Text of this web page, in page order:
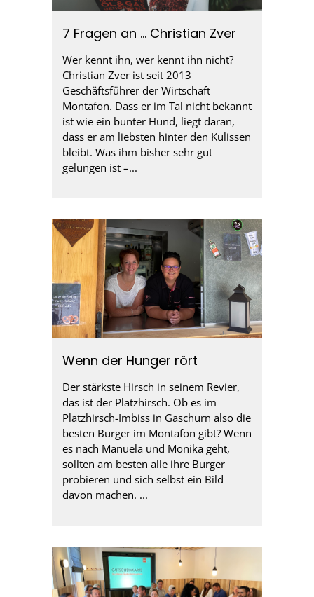
7 Fragen an … Christian Zver
Wer kennt ihn, wer kennt ihn nicht?
Christian Zver ist seit 2013
Geschäftsführer der Wirtschaft
Montafon. Dass er im Tal nicht bekannt
ist wie ein bunter Hund, liegt daran,
dass er am liebsten hinter den Kulissen
bleibt. Was ihm bisher sehr gut
gelungen ist –...
Wenn der Hunger rört
Der stärkste Hirsch in seinem Revier,
das ist der Platzhirsch. Ob es im
Platzhirsch-Imbiss in Gaschurn also die
besten Burger im Montafon gibt? Wenn
es nach Manuela und Monika geht,
sollten am besten alle ihre Burger
probieren und sich selbst ein Bild
davon machen. ...